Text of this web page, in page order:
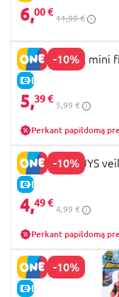
6,00 €
11,99 €
-10%
E-KAINA
PAW PATROL mini
5,39 €
5,99 €
Perkant papildomą
-10%
E-KAINA
STUMBLE GUYS
4,49 €
4,99 €
Perkant papildomą
-10%
E-KAINA